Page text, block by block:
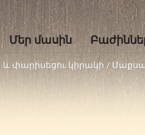
Մեր մասին
փարիսեցու կիրակի /